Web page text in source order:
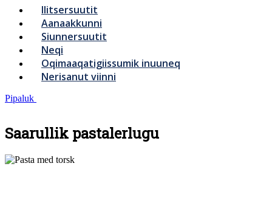
Menu
Ilitsersuutit
Aanaakkunni
Siunnersuutit
Neqi
Oqimaaqatigiissumik inuuneq
Nerisanut viinni
Pipaluk
Saarullik pastalerlugu